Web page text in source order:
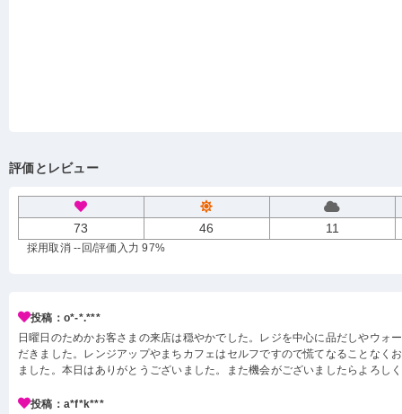
評価とレビュー
73 46 11
採用取消 --回/評価入力 97%
投稿：o*-*.***
日曜日のためかお客さまの来店は穏やかでした。レジを中心に品だしやウォ
だきました。レンジアップやまちカフェはセルフですので慌てなることなく
ました。本日はありがとうございました。また機会がございましたらよろし
投稿：a*f*k***